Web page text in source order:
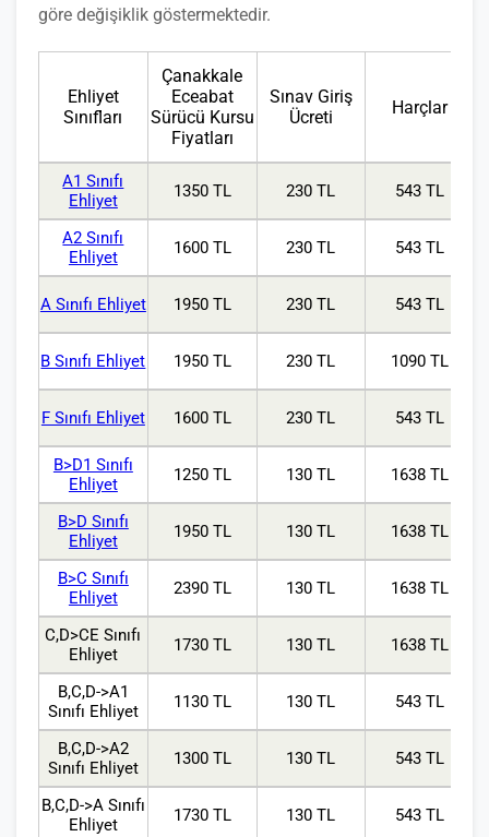
göre değişiklik göstermektedir.
Ehliyet
Sınıfları
Çanakkale
Eceabat
Sürücü Kursu
Fiyatları
Sınav Giriş
Ücreti
Harçlar
A1 Sınıfı
Ehliyet
1350 TL 230 TL 543 TL
A2 Sınıfı
Ehliyet
1600 TL 230 TL 543 TL
A Sınıfı Ehliyet 1950 TL 230 TL 543 TL
B Sınıfı Ehliyet 1950 TL 230 TL 1090 TL
F Sınıfı Ehliyet 1600 TL 230 TL 543 TL
B>D1 Sınıfı
Ehliyet
1250 TL 130 TL 1638 TL
B>D Sınıfı
Ehliyet
1950 TL 130 TL 1638 TL
B>C Sınıfı
Ehliyet
2390 TL 130 TL 1638 TL
C,D>CE Sınıfı
Ehliyet
1730 TL 130 TL 1638 TL
B,C,D->A1
Sınıfı Ehliyet
1130 TL 130 TL 543 TL
B,C,D->A2
Sınıfı Ehliyet
1300 TL 130 TL 543 TL
B,C,D->A Sınıfı
Ehliyet
1730 TL 130 TL 543 TL